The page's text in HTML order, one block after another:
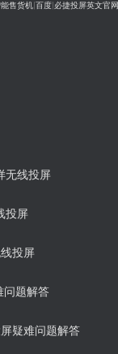
售货机 百度 必捷投屏英文官网
无线投屏
投屏
投屏
问题解答
屏疑难问题解答